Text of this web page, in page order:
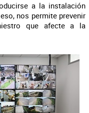
a la instalación
nos permite prevenir
que afecte a la